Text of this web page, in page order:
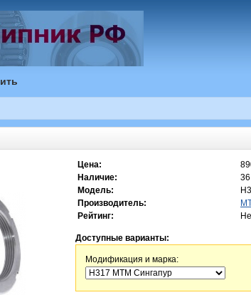
Цена:
Наличие:
36
Модель:
Производитель:
Рейтинг:
Доступные варианты:
Модификация и марка: